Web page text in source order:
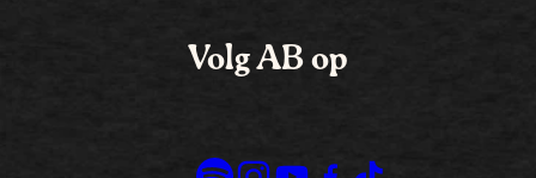
Volg AB op